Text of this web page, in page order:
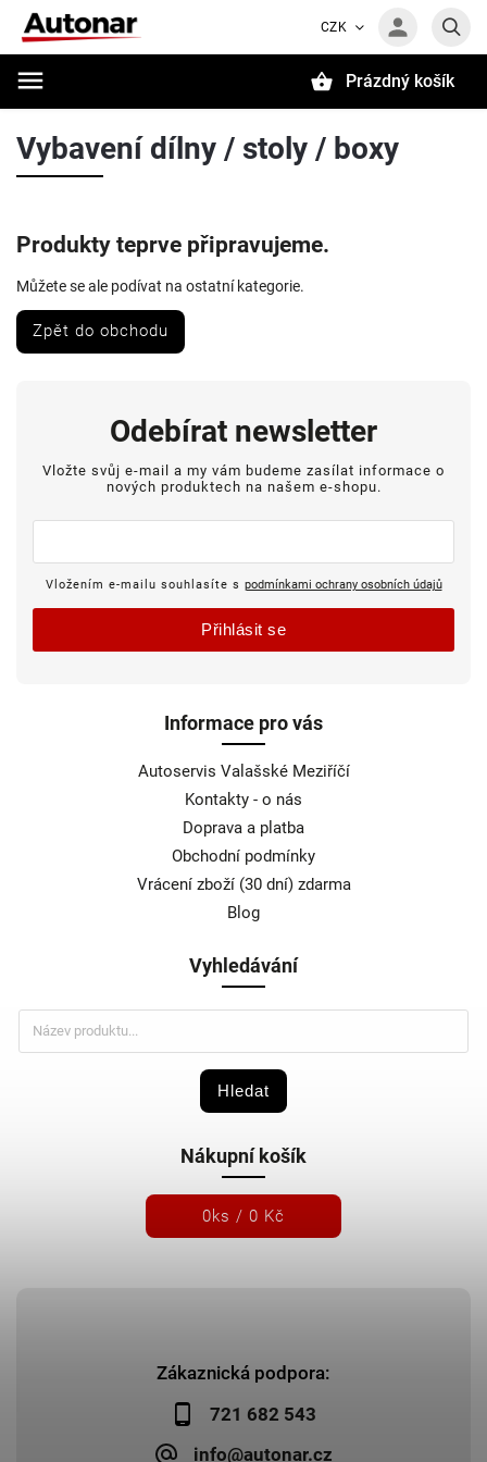
CZK
Prázdný košík
Vybavení dílny / stoly / boxy
Produkty teprve připravujeme.
Můžete se ale podívat na ostatní kategorie.
Zpět do obchodu
Zákaznická podpora:
721 682 543
info@autonar.cz
Informace pro vás
Autoservis Valašské Meziříčí
Kontakty - o nás
Doprava a platba
Obchodní podmínky
Vrácení zboží (30 dní) zdarma
Blog
Vyhledávání
Hledat
Nákupní košík
0ks / 0 Kč
Odebírat newsletter
Vložte svůj e-mail a my vám budeme zasílat informace o
nových produktech na našem e-shopu.
Vložením e-mailu souhlasíte s podmínkami ochrany osobních údajů
Přihlásit se